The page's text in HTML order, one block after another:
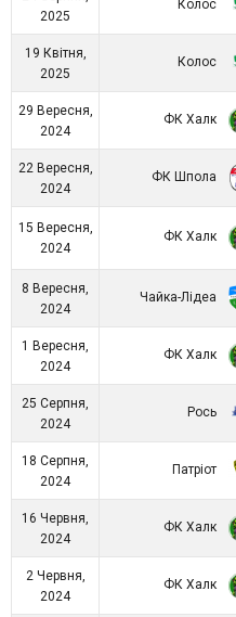
2025
Колос
19 Квітня,
2025
Колос
29 Вересня,
2024
ФК Халк
22 Вересня,
2024
ФК Шпола
15 Вересня,
2024
ФК Халк
8 Вересня,
2024
Чайка-Лідеа
1 Вересня,
2024
ФК Халк
25 Серпня,
2024
Рось
18 Серпня,
2024
Патріот
16 Червня,
2024
ФК Халк
2 Червня,
2024
ФК Халк